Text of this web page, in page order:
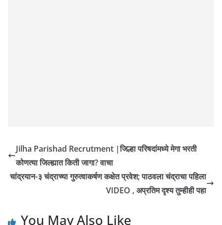
Jilha Parishad Recrutment |जिल्हा परिषदांमध्ये मेगा भरती
कोणत्या जिल्ह्यात किती जागा? वाचा
चांद्रयान-३ चंद्राच्या गुरुत्वाकर्षण कक्षेत प्रवेश; पाठवला चंद्राचा पहिला
VIDEO , अप्रतिम दृश्य तुम्हीही पहा
You May Also Like